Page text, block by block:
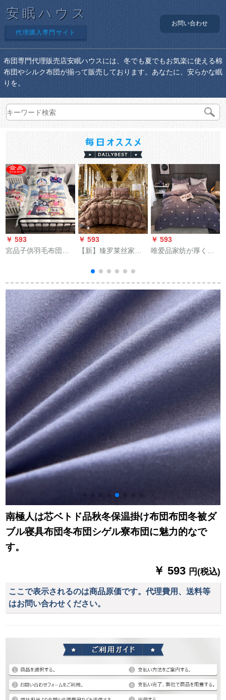
安眠ハウス
代理購入専門サイト
お問い合わせ
布団専門代理販売店安眠ハウスには、冬でも夏でもお気楽に使える棉
布団やシルク布団が揃って販売しております。あなたに、安らかな眠
りを。
￥ 593
宮品子供羽毛布団保
保温宇宙冬パン
150*200 cm（標準
50%白フェェザーザ
ー1000 g）
￥ 593
【新】臻罗莱丝家纺
被芯冬被全绵シンゲ
ーム学生年齢挂けけ
けけけけけ布団ダン
ブルKSLD-立体羽毛
布団-コーネヒ
150*200 cm
￥ 593
唯爱品家纺が厚くて
リル春秋布団盛世皇
朝灰150*200 cm(2.5
kg)
南極人は芯ベトド品秋冬保温掛け布団布団冬被ダ
ブル寝具布団冬布団シゲル寮布団に魅力的なで
す。
￥ 593 円(税込)
ここで表示されるのは商品原価です。代理費用、送料等
はお問い合わせください。